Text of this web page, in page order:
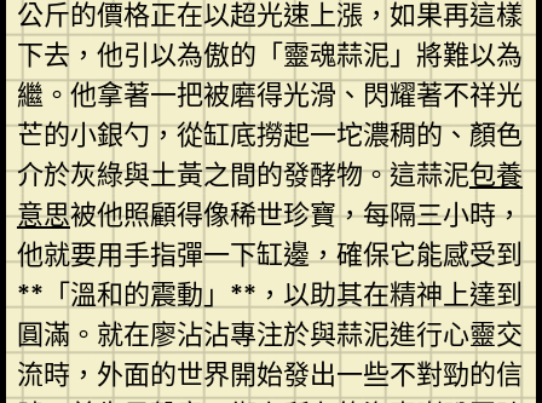
公斤的價格正在以超光速上漲，如果再這樣
下去，他引以為傲的「靈魂蒜泥」將難以為
繼。他拿著一把被磨得光滑、閃耀著不祥光
芒的小銀勺，從缸底撈起一坨濃稠的、顏色
介於灰綠與土黃之間的發酵物。這蒜泥包養
意思被他照顧得像稀世珍寶，每隔三小時，
他就要用手指彈一下缸邊，確保它能感受到
**「溫和的震動」**，以助其在精神上達到
圓滿。就在廖沾沾專注於與蒜泥進行心靈交
流時，外面的世界開始發出一些不對勁的信